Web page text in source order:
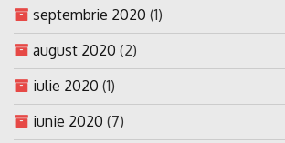
septembrie 2020 (1)
august 2020 (2)
iulie 2020 (1)
iunie 2020 (7)